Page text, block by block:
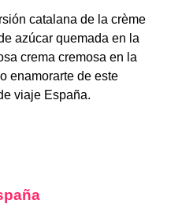
catalana de la crème
azúcar quemada en la
crema cremosa en la
enamorarte de este
viaje España.